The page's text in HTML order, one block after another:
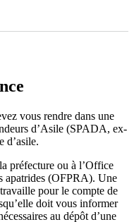
vous rendre dans une
d’Asile (SPADA, ex-
d’asile.
préfecture ou à l’Office
apatrides (OFPRA). Une
pour le compte de
doit vous informer
au dépôt d’une